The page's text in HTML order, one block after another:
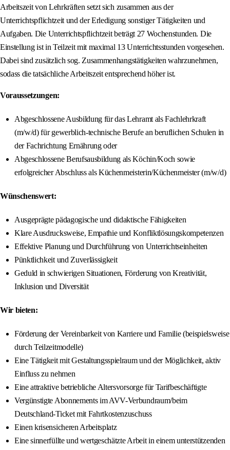
Arbeitszeit von Lehrkräften setzt sich zusammen aus der
Unterrichtspflichtzeit und der Erledigung sonstiger Tätigkeiten und
Aufgaben. Die Unterrichtspflichtzeit beträgt 27 Wochenstunden. Die
Einstellung ist in Teilzeit mit maximal 13 Unterrichtsstunden vorgesehen.
Dabei sind zusätzlich sog. Zusammenhangstätigkeiten wahrzunehmen,
sodass die tatsächliche Arbeitszeit entsprechend höher ist.
Voraussetzungen:
Abgeschlossene Ausbildung für das Lehramt als Fachlehrkraft
(m/w/d) für gewerblich-technische Berufe an beruflichen Schulen in
der Fachrichtung Ernährung oder
Abgeschlossene Berufsausbildung als Köchin/Koch sowie
erfolgreicher Abschluss als Küchenmeisterin/Küchenmeister (m/w/d)
Wünschenswert:
Ausgeprägte pädagogische und didaktische Fähigkeiten
Klare Ausdrucksweise, Empathie und Konfliktlösungskompetenzen
Effektive Planung und Durchführung von Unterrichtseinheiten
Pünktlichkeit und Zuverlässigkeit
Geduld in schwierigen Situationen, Förderung von Kreativität,
Inklusion und Diversität
Wir bieten:
Förderung der Vereinbarkeit von Karriere und Familie (beispielsweise
durch Teilzeitmodelle)
Eine Tätigkeit mit Gestaltungsspielraum und der Möglichkeit, aktiv
Einfluss zu nehmen
Eine attraktive betriebliche Altersvorsorge für Tarifbeschäftigte
Vergünstigte Abonnements im AVV-Verbundraum/beim
Deutschland-Ticket mit Fahrtkostenzuschuss
Einen krisensicheren Arbeitsplatz
Eine sinnerfüllte und wertgeschätzte Arbeit in einem unterstützenden